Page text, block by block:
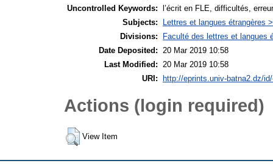
Uncontrolled Keywords:
l’écrit en FLE, difficultés,
Subjects:
Lettres et langues étrangères
Divisions:
Faculté des lettres et langues
Date Deposited:
20 Mar 2019 10:58
Last Modified:
20 Mar 2019 10:58
URI:
http://eprints.univ-batna2.dz/
Actions (login required)
View Item